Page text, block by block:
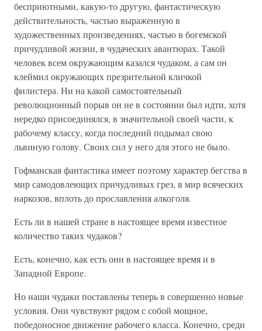
бесприютными, какую-то другую, фантастическую
действительность, частью выраженную в
художественных произведениях, частью в богемской
причудливой жизни, в чудаческих авантюрах. Такой
человек всем окружающим казался чудаком, а сам он
клеймил окружающих презрительной кличкой
филистера. Ни на какой самостоятельный
революционный порыв он не в состоянии был идти, хотя
нередко присоединялся, в значительной своей части, к
рабочему классу, когда последний подымал свою
львиную голову. Своих сил у него для этого не было.
Гофманская фантастика имеет поэтому характер бегства в
мир самодовлеющих причудливых грез, в мир всяческих
наркозов, вплоть до прославления алкоголя.
Есть ли в нашей стране в настоящее время известное
количество таких чудаков?
Есть, конечно, как есть они в настоящее время и в
Западной Европе.
Но наши чудаки поставлены теперь в совершенно новые
условия. Они чувствуют рядом с собой мощное,
победоносное движение рабочего класса. Конечно, среди